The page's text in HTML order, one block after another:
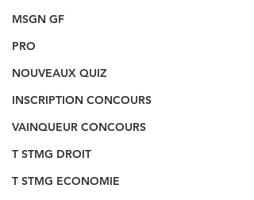
MSGN GF
PRO
NOUVEAUX QUIZ
INSCRIPTION CONCOURS
VAINQUEUR CONCOURS
T STMG DROIT
T STMG ECONOMIE